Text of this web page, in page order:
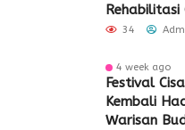
Rehabilitasi
Periuk
34
4 week ago
Festival
Kembali
Warisan